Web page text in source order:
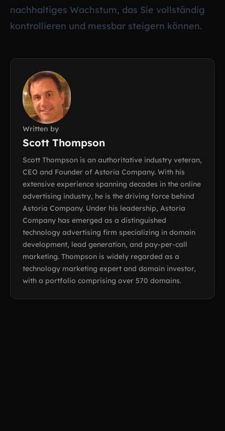
nachhaltiges Wachstum, das Sie vollständig
kontrollieren und messbar steigern können.
Written by
Scott Thompson
Scott Thompson is an authoritative industry veteran,
CEO and Founder of Astoria Company. With his
extensive experience spanning decades in the online
advertising industry, he is the driving force behind
Astoria Company. Under his leadership, Astoria
Company has emerged as a distinguished
technology advertising firm specializing in domain
development, lead generation, and pay-per-call
marketing. Thompson is widely regarded as a
technology marketing expert and domain investor,
with a portfolio comprising over 570 domains.